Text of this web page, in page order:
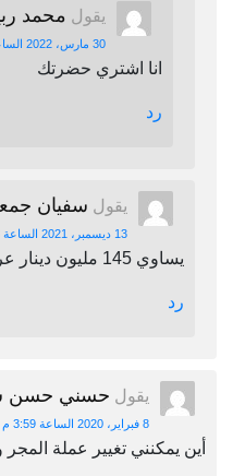
يقول محمد
30 مارس، 2022 الساعة 1:56 م
انا اشتري حضرتك
رد
يقول سفيان
13 ديسمبر، 2021 الساعة 10:33 ص
يساوي 145 مليون دينار عراقي
رد
يقول حسني حسن
8 فبراير، 2020 الساعة 3:59 م
أين يمكنني تغيير عملة